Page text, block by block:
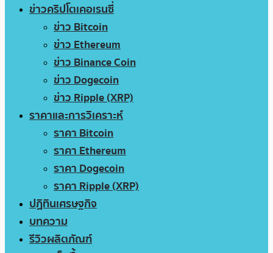
ข่าวคริปโตเคอเรนซี่
ข่าว Bitcoin
ข่าว Ethereum
ข่าว Binance Coin
ข่าว Dogecoin
ข่าว Ripple (XRP)
ราคาและการวิเคราะห์
ราคา Bitcoin
ราคา Ethereum
ราคา Dogecoin
ราคา Ripple (XRP)
ปฏิทินเศรษฐกิจ
บทความ
รีวิวผลิตภัณฑ์